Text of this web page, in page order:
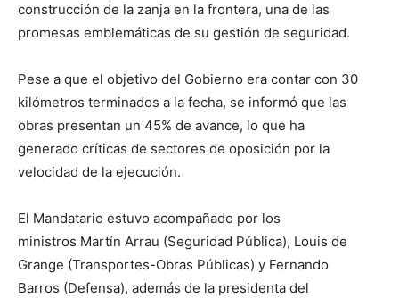
construcción de la zanja en la frontera, una de las
promesas emblemáticas de su gestión de seguridad.
Pese a que el objetivo del Gobierno era contar con 30
kilómetros terminados a la fecha, se informó que las
obras presentan un 45% de avance, lo que ha
generado críticas de sectores de oposición por la
velocidad de la ejecución.
El Mandatario estuvo acompañado por los
ministros Martín Arrau (Seguridad Pública), Louis de
Grange (Transportes-Obras Públicas) y Fernando
Barros (Defensa), además de la presidenta del